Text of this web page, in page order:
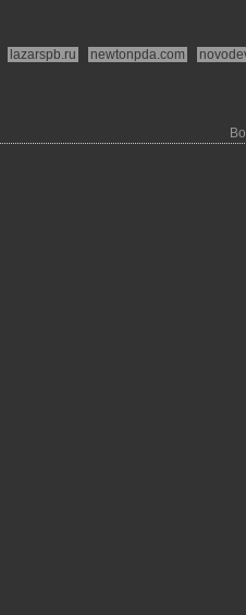
lazarspb.ru newtonpda.com